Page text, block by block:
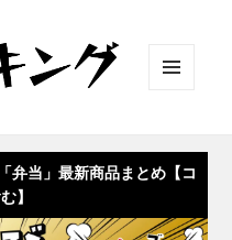
ット
弁当」最新商品まとめ【コ
】